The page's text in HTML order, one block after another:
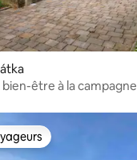
être à la campagne